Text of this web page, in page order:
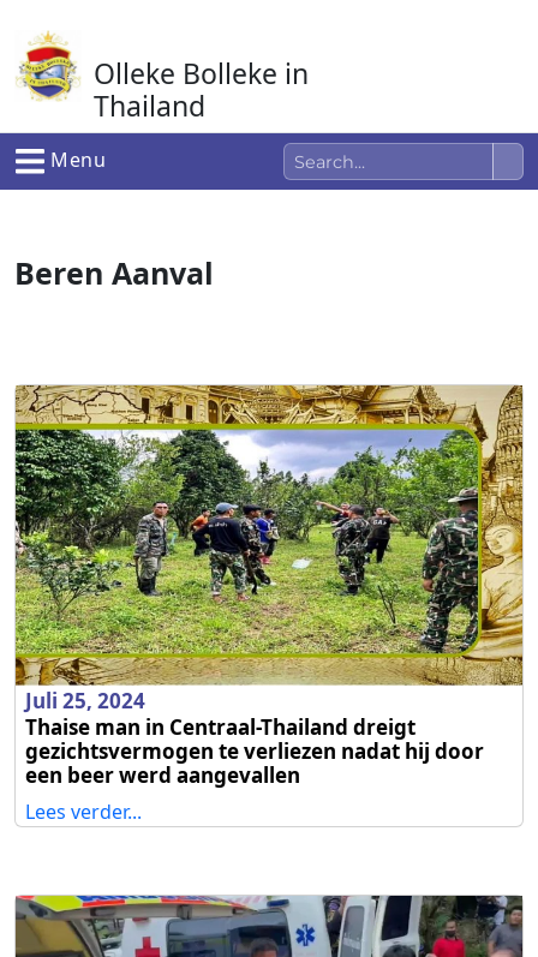
naar
de
inhoud
Olleke Bolleke in
Thailand
In Thailand
Menu
Beren Aanval
Juli 25, 2024
Thaise man in Centraal-Thailand dreigt
gezichtsvermogen te verliezen nadat hij door
een beer werd aangevallen
Lees verder...